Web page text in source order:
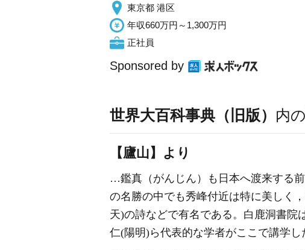
東京都 港区
年収660万円～1,300万円
正社員
Sponsored by
世界大百科事典（旧版） 内の
【廬山】より
…鑑真 （がんじん）も日本へ渡来する
の名勝の中でも秀峰付近は特に美しく
天)の詩などで有名である。白鹿洞書院
仁(陽明)ら代表的な学者がここで講学